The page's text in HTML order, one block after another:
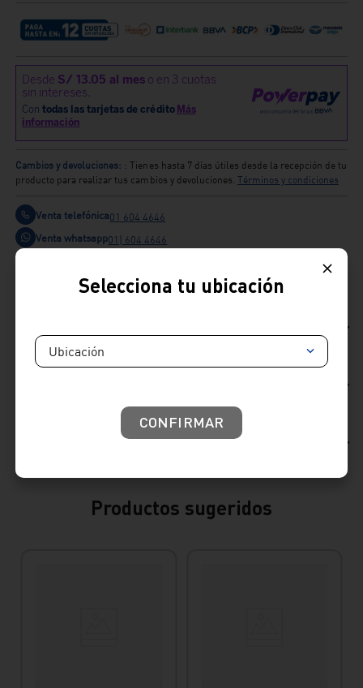
Cambios y devoluciones: : Tienes hasta 7 días útiles desde la recepción de tu
producto para realizar tus cambios y devoluciones. Términos y condiciones
Venta telefónica01 604 4646
Venta whatsapp01) 604 4646
Consideraciones de producto
Productos sugeridos
Selecciona tu ubicación
Ubicación
CONFIRMAR